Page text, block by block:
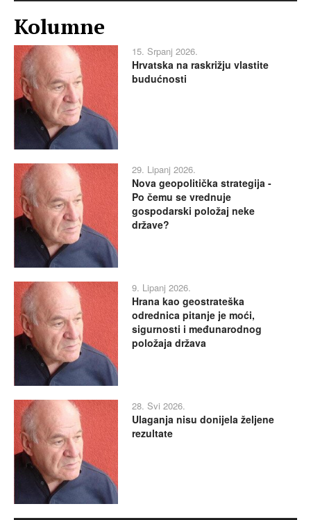
Kolumne
15. Srpanj 2026.
Hrvatska na raskrižju vlastite
budućnosti
29. Lipanj 2026.
Nova geopolitička strategija -
Po čemu se vrednuje
gospodarski položaj neke
države?
9. Lipanj 2026.
Hrana kao geostrateška
odrednica pitanje je moći,
sigurnosti i međunarodnog
položaja država
28. Svi 2026.
Ulaganja nisu donijela željene
rezultate